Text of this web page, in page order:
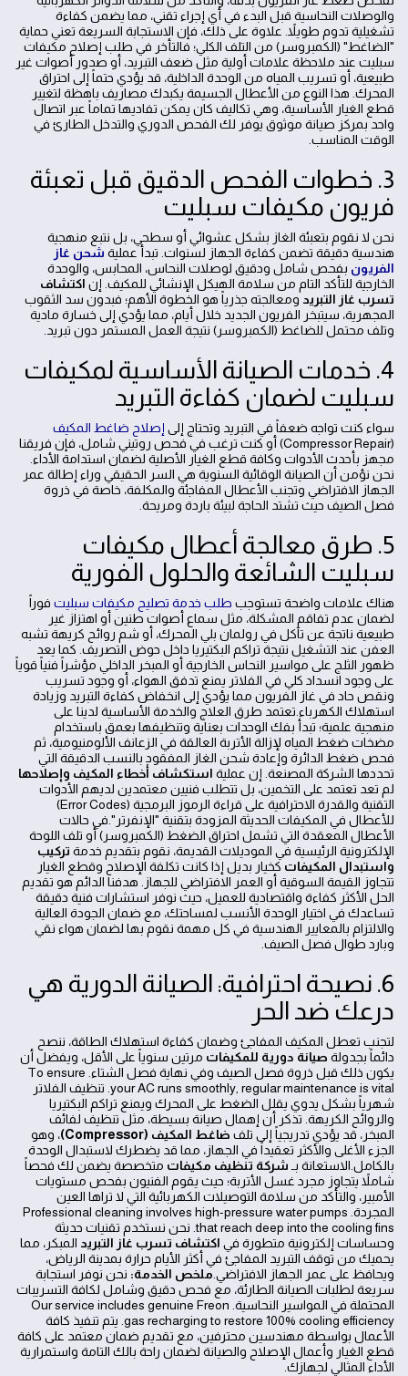
والوصلات النحاسية قبل البدء في أي إجراء تقني، مما يضمن كفاءة
تشغيلية تدوم طويلاً. علاوة على ذلك، فإن الاستجابة السريعة تعني حماية
"الضاغط" (الكمبروسر) من التلف الكلي؛ فالتأخر في طلب إصلاح مكيفات
سبليت عند ملاحظة علامات أولية مثل ضعف التبريد، أو صدور أصوات غير
طبيعية، أو تسريب المياه من الوحدة الداخلية، قد يؤدي حتماً إلى احتراق
المحرك. هذا النوع من الأعطال الجسيمة يكبدك مصاريف باهظة لتغيير
قطع الغيار الأساسية، وهي تكاليف كان يمكن تفاديها تماماً عبر اتصال
واحد بمركز صيانة موثوق يوفر لك الفحص الدوري والتدخل الطارئ في
الوقت المناسب.
3. خطوات الفحص الدقيق قبل تعبئة
فريون مكيفات سبليت
نحن لا نقوم بتعبئة الغاز بشكل عشوائي أو سطحي، بل نتبع منهجية
هندسية دقيقة تضمن كفاءة الجهاز لسنوات. تبدأ عملية شحن غاز
الفريون بفحص شامل ودقيق لوصلات النحاس، المحابس، والوحدة
الخارجية للتأكد التام من سلامة الهيكل الإنشائي للمكيف. إن اكتشاف
تسرب غاز التبريد ومعالجته جذرياً هو الخطوة الأهم؛ فبدون سد الثقوب
المجهرية، سيتبخر الفريون الجديد خلال أيام، مما يؤدي إلى خسارة مادية
وتلف محتمل للضاغط (الكمبروسر) نتيجة العمل المستمر دون تبريد.
4. خدمات الصيانة الأساسية لمكيفات
سبليت لضمان كفاءة التبريد
سواء كنت تواجه ضعفاً في التبريد وتحتاج إلى إصلاح ضاغط المكيف
(Compressor Repair) أو كنت ترغب في فحص روتيني شامل، فإن فريقنا
مجهز بأحدث الأدوات وكافة قطع الغيار الأصلية لضمان استدامة الأداء.
نحن نؤمن أن الصيانة الوقائية السنوية هي السر الحقيقي وراء إطالة عمر
الجهاز الافتراضي وتجنب الأعطال المفاجئة والمكلفة، خاصة في ذروة
فصل الصيف حيث تشتد الحاجة لبيئة باردة ومريحة.
5. طرق معالجة أعطال مكيفات
سبليت الشائعة والحلول الفورية
هناك علامات واضحة تستوجب طلب خدمة تصليح مكيفات سبليت فوراً
لضمان عدم تفاقم المشكلة، مثل سماع أصوات طنين أو اهتزاز غير
طبيعية ناتجة عن تآكل في رولمان بلي المحرك، أو شم روائح كريهة تشبه
العفن عند التشغيل نتيجة تراكم البكتيريا داخل حوض التصريف. كما يعد
ظهور الثلج على مواسير النحاس الخارجية أو المبخر الداخلي مؤشراً فنياً قوياً
على وجود انسداد كلي في الفلاتر يمنع تدفق الهواء، أو وجود تسريب
ونقص حاد في غاز الفريون مما يؤدي إلى انخفاض كفاءة التبريد وزيادة
استهلاك الكهرباء.تعتمد طرق العلاج والخدمة الأساسية لدينا على
منهجية علمية؛ تبدأ بفك الوحدات بعناية وتنظيفها بعمق باستخدام
مضخات ضغط المياه لإزالة الأتربة العالقة في الزعانف الألومنيومية، ثم
فحص ضغط الدائرة وإعادة شحن الغاز المفقود بالنسب الدقيقة التي
تحددها الشركة المصنعة. إن عملية استكشاف أخطاء المكيف وإصلاحها
لم تعد تعتمد على التخمين، بل تتطلب فنيين معتمدين لديهم الأدوات
التقنية والقدرة الاحترافية على قراءة الرموز البرمجية (Error Codes)
للأعطال في المكيفات الحديثة المزودة بتقنية "الإنفرتر".في حالات
الأعطال المعقدة التي تشمل احتراق الضغط (الكمبروسر) أو تلف اللوحة
الإلكترونية الرئيسية في الموديلات القديمة، نقوم بتقديم خدمة تركيب
واستبدال المكيفات كخيار بديل إذا كانت تكلفة الإصلاح وقطع الغيار
تتجاوز القيمة السوقية أو العمر الافتراضي للجهاز. هدفنا الدائم هو تقديم
الحل الأكثر كفاءة واقتصادية للعميل، حيث نوفر استشارات فنية دقيقة
تساعدك في اختيار الوحدة الأنسب لمساحتك، مع ضمان الجودة العالية
والالتزام بالمعايير الهندسية في كل مهمة نقوم بها لضمان هواء نقي
وبارد طوال فصل الصيف.
6. نصيحة احترافية: الصيانة الدورية هي
درعك ضد الحر
لتجنب تعطل المكيف المفاجئ وضمان كفاءة استهلاك الطاقة، ننصح
دائماً بجدولة صيانة دورية للمكيفات مرتين سنوياً على الأقل، ويفضل أن
يكون ذلك قبل ذروة فصل الصيف وفي نهاية فصل الشتاء. To ensure
your AC runs smoothly, regular maintenance is vital. تنظيف الفلاتر
شهرياً بشكل يدوي يقلل الضغط على المحرك ويمنع تراكم البكتيريا
والروائح الكريهة. تذكر أن إهمال صيانة بسيطة، مثل تنظيف لفائف
المبخر، قد يؤدي تدريجياً إلى تلف ضاغط المكيف (Compressor)
، وهو
الجزء الأغلى والأكثر تعقيداً في الجهاز، مما قد يضطرك لاستبدال الوحدة
بالكامل.الاستعانة بـ شركة تنظيف مكيفات متخصصة يضمن لك فحصاً
شاملاً يتجاوز مجرد غسل الأتربة؛ حيث يقوم الفنيون بفحص مستويات
الأمبير، والتأكد من سلامة التوصيلات الكهربائية التي لا تراها العين
المجردة. Professional cleaning involves high-pressure water pumps
that reach deep into the cooling fins. نحن نستخدم تقنيات حديثة
وحساسات إلكترونية متطورة في اكتشاف تسرب غاز التبريد المبكر، مما
يحميك من توقف التبريد المفاجئ في أكثر الأيام حرارة بمدينة الرياض،
ويحافظ على عمر الجهاز الافتراضي. ملخص الخدمة: نحن نوفر استجابة
سريعة لطلبات الصيانة الطارئة، مع فحص دقيق وشامل لكافة التسريبات
المحتملة في المواسير النحاسية. Our service includes genuine Freon
gas recharging to restore 100% cooling efficiency. يتم تنفيذ كافة
الأعمال بواسطة مهندسين محترفين، مع تقديم ضمان معتمد على كافة
قطع الغيار وأعمال الإصلاح والصيانة لضمان راحة بالك التامة واستمرارية
الأداء المثالي لجهازك.